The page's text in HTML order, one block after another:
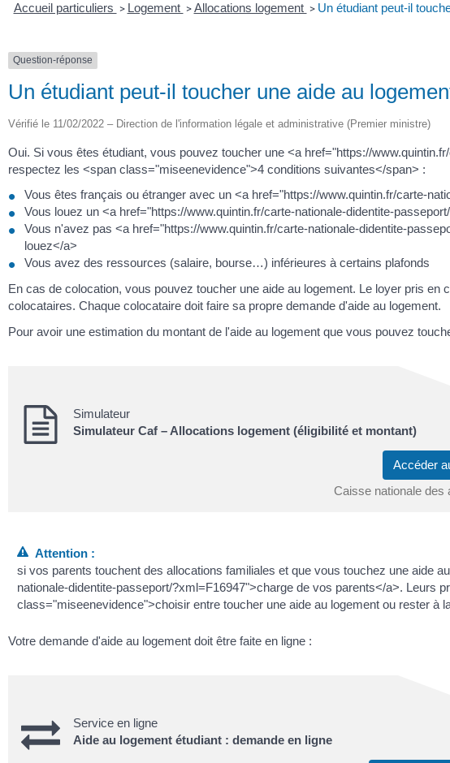
Accueil particuliers > Logement > Allocations logement > Un étudiant peut-il
Question-réponse
Un étudiant peut-il toucher une aide au
Vérifié le 11/02/2022 – Direction de l'information légale et administrative (Premier ministre)
Oui. Si vous êtes étudiant, vous pouvez toucher une <a href="https://
respectez les <span class="miseenevidence">4 conditions suivantes</span> :
Vous êtes français ou étranger avec un <a href="https://www.quintin.fr/carte-
Vous louez un <a href="https://www.quintin.fr/carte-nationale-didentite-
Vous n'avez pas <a href="https://www.quintin.fr/carte-nationale-didentite-
louez</a>
Vous avez des ressources (salaire, bourse…) inférieures à certains plafonds
En cas de colocation, vous pouvez toucher une aide au logement. Le loyer pris
colocataires. Chaque colocataire doit faire sa propre demande d'aide au logement.
Pour avoir une estimation du montant de l'aide au logement que vous pouvez
Simulateur
Simulateur Caf – Allocations logement (éligibilité et montant)
Accéder
Caisse nationale des
Attention :
si vos parents touchent des allocations familiales et que vous touchez une aide
nationale-didentite-passeport/?xml=F16947">charge de vos parents</a>. Leurs
class="miseenevidence">choisir entre toucher une aide au logement ou rester à
Votre demande d'aide au logement doit être faite en ligne :
Service en ligne
Aide au logement étudiant : demande en ligne